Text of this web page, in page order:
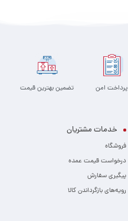
پرداخت امن تضمین بهترین قیمت
خدمات مشتریان
فروشگاه
درخواست قیمت عمده
پیگیری سفارش
رویه‌های بازگرداندن کالا